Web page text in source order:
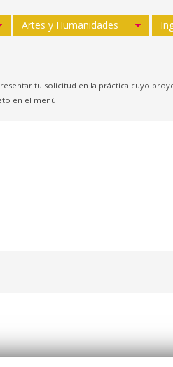
Artes y Humanidades
tu solicitud en la práctica cuyo
en el menú.